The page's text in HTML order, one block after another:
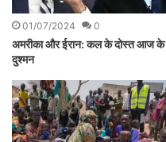
01/07/2024 0
अमरीका और ईरान: कल के दोस्त आज के
दुश्मन